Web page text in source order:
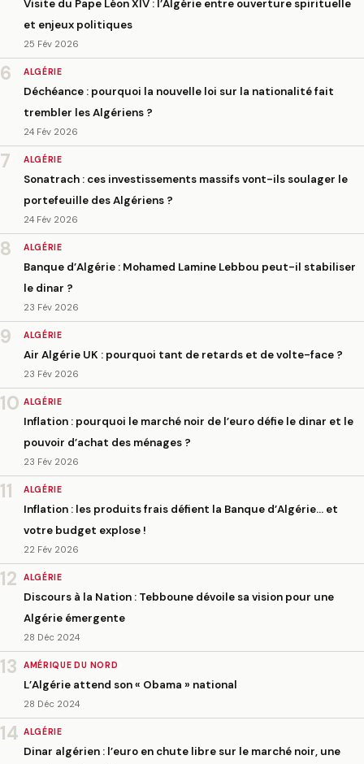
Visite du Pape Léon XIV : l’Algérie entre ouverture spirituelle
et enjeux politiques
25 Fév 2026
6 ALGÉRIE
Déchéance : pourquoi la nouvelle loi sur la nationalité fait
trembler les Algériens ?
24 Fév 2026
7 ALGÉRIE
Sonatrach : ces investissements massifs vont-ils soulager le
portefeuille des Algériens ?
24 Fév 2026
8 ALGÉRIE
Banque d’Algérie : Mohamed Lamine Lebbou peut-il stabiliser
le dinar ?
23 Fév 2026
9 ALGÉRIE
Air Algérie UK : pourquoi tant de retards et de volte-face ?
23 Fév 2026
10 ALGÉRIE
Inflation : pourquoi le marché noir de l’euro défie le dinar et le
pouvoir d’achat des ménages ?
23 Fév 2026
11 ALGÉRIE
Inflation : les produits frais défient la Banque d’Algérie… et
votre budget explose !
22 Fév 2026
12 ALGÉRIE
Discours à la Nation : Tebboune dévoile sa vision pour une
Algérie émergente
28 Déc 2024
13 AMÉRIQUE DU NORD
L’Algérie attend son « Obama » national
28 Déc 2024
14 ALGÉRIE
Dinar algérien : l’euro en chute libre sur le marché noir, une